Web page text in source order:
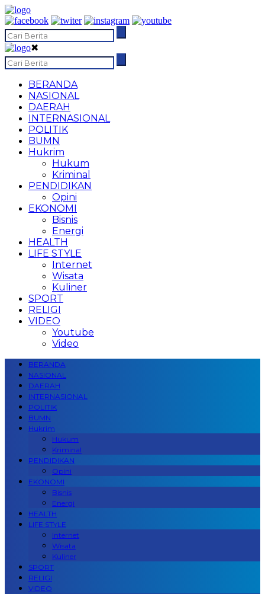
✖
BERANDA
NASIONAL
DAERAH
INTERNASIONAL
POLITIK
BUMN
Hukrim
Hukum
Kriminal
PENDIDIKAN
Opini
EKONOMI
Bisnis
Energi
HEALTH
LIFE STYLE
Internet
Wisata
Kuliner
SPORT
RELIGI
VIDEO
Youtube
Video
BERANDA
NASIONAL
DAERAH
INTERNASIONAL
POLITIK
BUMN
Hukrim
Hukum
Kriminal
PENDIDIKAN
Opini
EKONOMI
Bisnis
Energi
HEALTH
LIFE STYLE
Internet
Wisata
Kuliner
SPORT
RELIGI
VIDEO